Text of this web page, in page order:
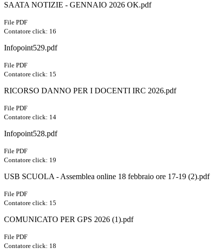
SAATA NOTIZIE - GENNAIO 2026 OK.pdf
File PDF
Contatore click: 16
Infopoint529.pdf
File PDF
Contatore click: 15
RICORSO DANNO PER I DOCENTI IRC 2026.pdf
File PDF
Contatore click: 14
Infopoint528.pdf
File PDF
Contatore click: 19
USB SCUOLA - Assemblea online 18 febbraio ore 17-19 (2).pdf
File PDF
Contatore click: 15
COMUNICATO PER GPS 2026 (1).pdf
File PDF
Contatore click: 18